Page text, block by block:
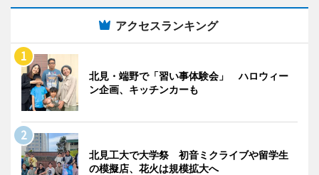
アクセスランキング
北見・端野で「習い事体験会」 ハロウィー
ン企画、キッチンカーも
北見工大で大学祭 初音ミクライブや留学生
の模擬店、花火は規模拡大へ